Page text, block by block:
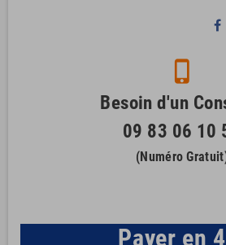
phone_iphone
Besoin d'un
09 83 06 10
(Numéro
Payer en